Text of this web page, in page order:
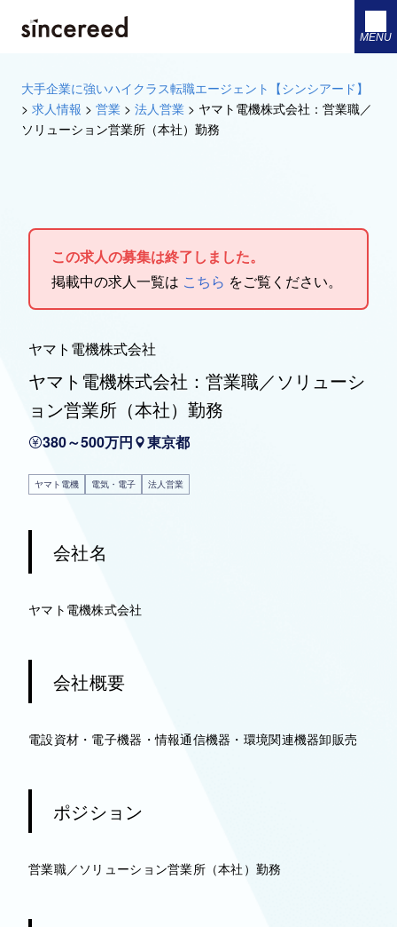
MENU
大手企業に強いハイクラス転職エージェント【シンシアード】
> 求人情報 > 営業 > 法人営業 > ヤマト電機株式会社：営業職／
ソリューション営業所（本社）勤務
この求人の募集は終了しました。
掲載中の求人一覧は こちら をご覧ください。
ヤマト電機株式会社
ヤマト電機株式会社：営業職／ソリューシ
ョン営業所（本社）勤務
380～500万円 東京都
ヤマト電機 電気・電子 法人営業
会社名
ヤマト電機株式会社
会社概要
電設資材・電子機器・情報通信機器・環境関連機器卸販売
ポジション
営業職／ソリューション営業所（本社）勤務